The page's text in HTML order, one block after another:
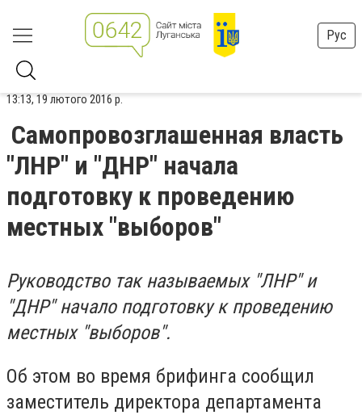
Рус
13:13, 19 лютого 2016 р.
Самопровозглашенная власть
"ЛНР" и "ДНР" начала
подготовку к проведению
местных "выборов"
Руководство так называемых "ЛНР" и
"ДНР" начало подготовку к проведению
местных "выборов".
Об этом во время брифинга сообщил
заместитель директора департамента